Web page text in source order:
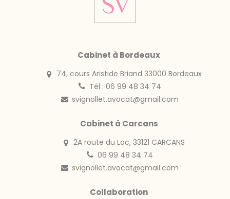
Cabinet à Bordeaux
74, cours Aristide Briand 33000 Bordeaux
Tél : 06 99 48 34 74
svignollet.avocat@gmail.com
Cabinet à Carcans
2A route du Lac, 33121 CARCANS
06 99 48 34 74
svignollet.avocat@gmail.com
Collaboration